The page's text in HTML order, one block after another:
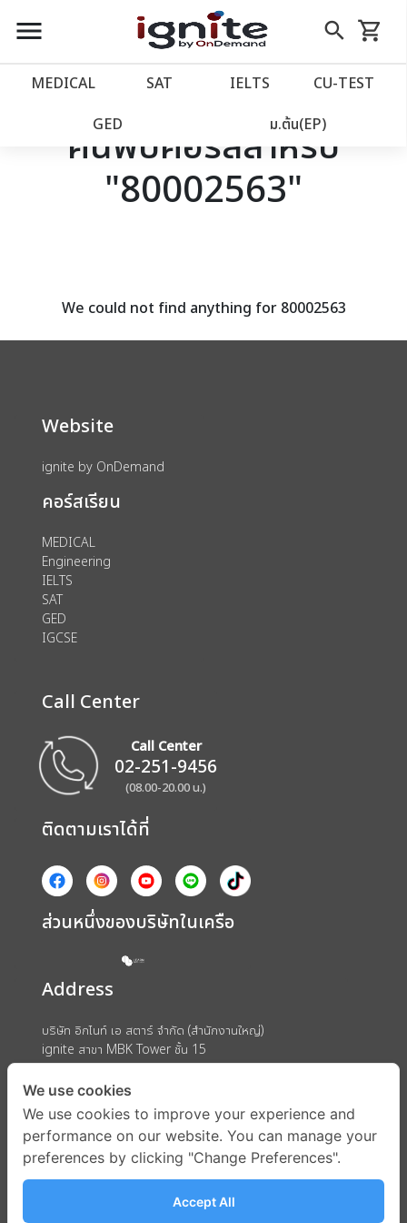
close
account_balance หน้าแรก
เว็บไซต์อิกไนท์
โปรโมชั่น
assignment ลงทะเบียน
menu search
Skip
to
shopping_cart
รถเข็น
MEDICAL SAT IELTS CU‑TEST
GED ม.ต้น(EP)
ค้นพบคอร์สสำหรับ
"80002563"
We could not find anything for 80002563
Website
ignite by OnDemand
คอร์สเรียน
MEDICAL
Engineering
IELTS
SAT
GED
IGCSE
Call Center
Call Center
02-251-9456
(08.00-20.00 น.)
ติดตามเราได้ที่
ส่วนหนึ่งของบริษัทในเครือ
Address
บริษัท อิกไนท์ เอ สตาร์ จำกัด (สำนักงานใหญ่)
ignite สาขา MBK Tower ชั้น 15
ถนนพญาไท แขวงวังใหม่ เขตปทุมวัน กรุงเทพมหานคร 10330
We use cookies
We use cookies to improve your experience and
performance on our website. You can manage your
preferences by clicking "Change Preferences".
Accept All